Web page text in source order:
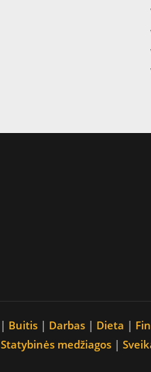
| Buitis | Darbas | Dieta |
Statybinės medžiagos |